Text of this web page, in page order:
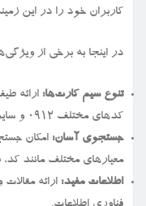
کاربران خود را در این
در اینجا به برخی از
تنوع سیم کارت‌ها: ارائه
کدهای مختلف ۰۹۱۲ و سایر اپراتورها.
جستجوی آسان: امکان
معیارهای مختلف مانند
اطلاعات مفید: ارائه